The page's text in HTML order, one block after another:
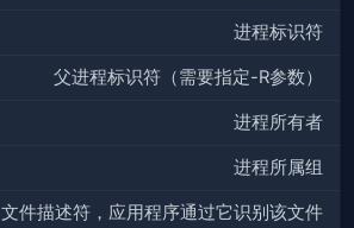
进程标识符
父进程标识符（需要指定-R参数）
进程所有者
进程所属组
文件描述符，应用程序通过它识别该文件